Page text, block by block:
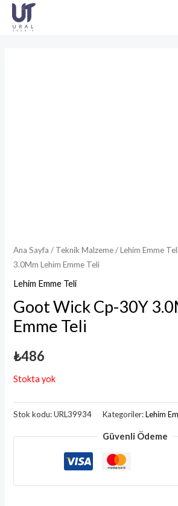
İçeriğe
atla
Ana Sayfa / Teknik Malzeme/Lehim Emme
3.0Mm Lehim Emme Teli
Lehim Emme Teli
Goot Wick Cp-30Y
Emme Teli
₺486
Stokta yok
Stok kodu:URL39934 Kategoriler:Lehim
Güvenli Ödeme